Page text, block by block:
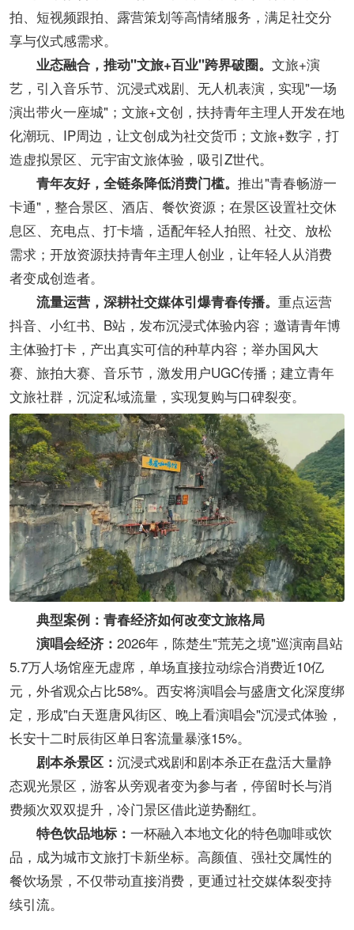
拍、短视频跟拍、露营策划等高情绪服务，满足社交分
享与仪式感需求。
业态融合，推动"文旅+百业"跨界破圈。 文旅+演
艺，引入音乐节、沉浸式戏剧、无人机表演，实现"一场
演出带火一座城"；文旅+文创，扶持青年主理人开发在地
化潮玩、IP周边，让文创成为社交货币；文旅+数字，打
造虚拟景区、元宇宙文旅体验，吸引Z世代。
青年友好，全链条降低消费门槛。 推出"青春畅游一
卡通"，整合景区、酒店、餐饮资源；在景区设置社交休
息区、充电点、打卡墙，适配年轻人拍照、社交、放松
需求；开放资源扶持青年主理人创业，让年轻人从消费
者变成创造者。
流量运营，深耕社交媒体引爆青春传播。 重点运营
抖音、小红书、B站，发布沉浸式体验内容；邀请青年博
主体验打卡，产出真实可信的种草内容；举办国风大
赛、旅拍大赛、音乐节，激发用户UGC传播；建立青年
文旅社群，沉淀私域流量，实现复购与口碑裂变。
典型案例：青春经济如何改变文旅格局
演唱会经济： 2026年，陈楚生"荒芜之境"巡演南昌站
5.7万人场馆座无虚席，单场直接拉动综合消费近10亿
元，外省观众占比58%。西安将演唱会与盛唐文化深度绑
定，形成"白天逛唐风街区、晚上看演唱会"沉浸式体验，
长安十二时辰街区单日客流量暴涨15%。
剧本杀景区： 沉浸式戏剧和剧本杀正在盘活大量静
态观光景区，游客从旁观者变为参与者，停留时长与消
费频次双双提升，冷门景区借此逆势翻红。
特色饮品地标： 一杯融入本地文化的特色咖啡或饮
品，成为城市文旅打卡新坐标。高颜值、强社交属性的
餐饮场景，不仅带动直接消费，更通过社交媒体裂变持
续引流。